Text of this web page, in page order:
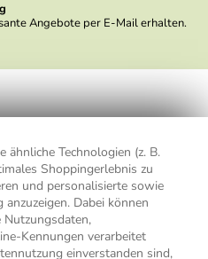
Technologien (z. B.
Shoppingerlebnis zu
und personalisierte sowie
Dabei können
Nutzungsdaten,
Kennungen verarbeitet
einverstanden sind,
Angebote per E-Mail erhalten.
an andere Unternehmen
wird in anonymer Form
Person geklickt hat. Diese
E-Mail- Adresse für Werbezwecke
die Zukunft widerrufen, indem ich
Newsletters anklicke oder die
deaktiviere. Die
AGB
Widerrufsformular